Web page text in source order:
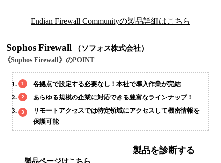
Endian Firewall Communityの製品詳細はこちら
Sophos Firewall （ソフォス株式会社）
《Sophos Firewall》のPOINT
各拠点で設定する必要なし！本社で導入作業が完結
あらゆる規模の企業に対応できる豊富なラインナップ！
リモートアクセスでは特定領域にアクセスして機密情報を
保護可能
製品ページはこちら
製品を診断する